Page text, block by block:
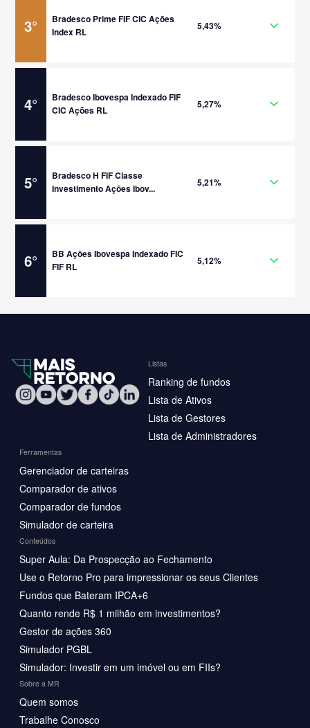
3°
Bradesco Prime FIF CIC Ações
Index RL
5,43%
4°
Bradesco Ibovespa Indexado FIF
CIC Ações RL
5,27%
5°
Bradesco H FIF Classe
Investimento Ações Ibov...
5,21%
6°
BB Ações Ibovespa Indexado FIC
FIF RL
5,12%
Listas
Ranking de fundos
Lista de Ativos
Lista de Gestores
Lista de Administradores
Ferramentas
Gerenciador de carteiras
Comparador de ativos
Comparador de fundos
Simulador de carteira
Conteúdos
Super Aula: Da Prospecção ao Fechamento
Use o Retorno Pro para impressionar os seus Clientes
Fundos que Bateram IPCA+6
Quanto rende R$ 1 milhão em investimentos?
Gestor de ações 360
Simulador PGBL
Simulador: Investir em um imóvel ou em FIIs?
Sobre a MR
Quem somos
Trabalhe Conosco